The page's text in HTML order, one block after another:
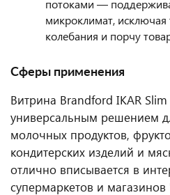
потоками —
микроклимат,
колебания и порчу
Сферы применения
Витрина Brandford IKAR Slim
универсальным решением
молочных продуктов,
кондитерских изделий и
отлично вписывается в
супермаркетов и